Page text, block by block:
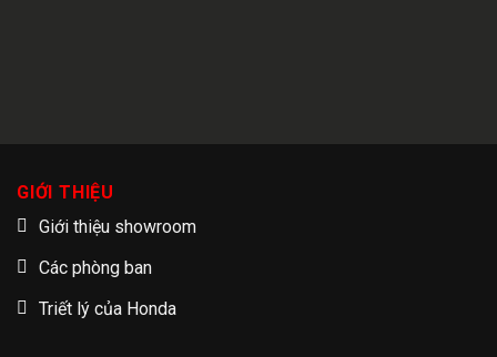
GIỚI THIỆU
Giới thiệu showroom
Các phòng ban
Triết lý của Honda